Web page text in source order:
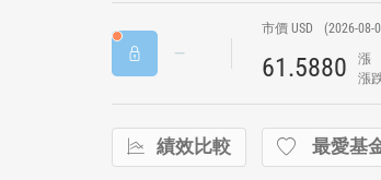
市價 USD (2026-08-
61.5880 漲
漲
績效比較 最愛基